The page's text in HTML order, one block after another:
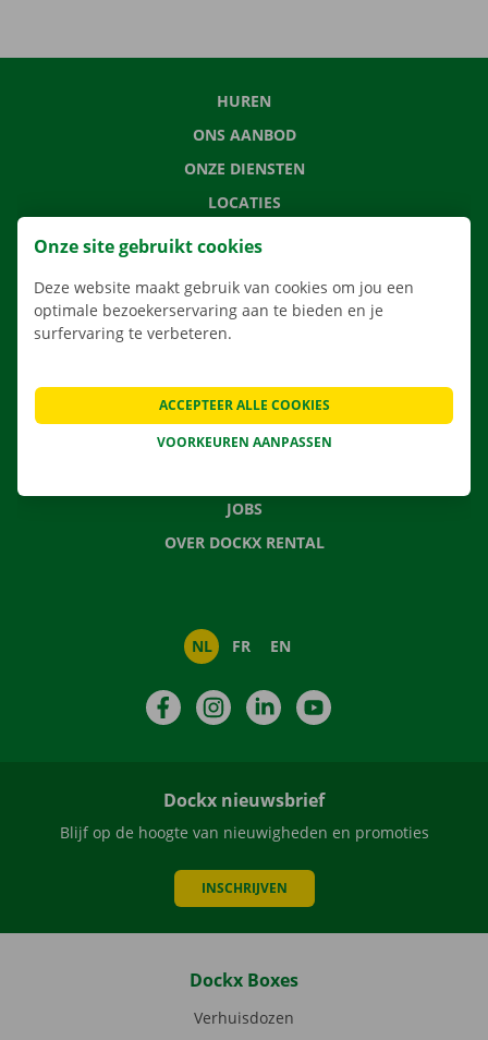
HUREN
ONS AANBOD
ONZE DIENSTEN
LOCATIES
APP
VEELGESTELDE VRAGEN
NIEUWS
JOBS
OVER DOCKX RENTAL
NL FR EN
FacebookInstagramLinkedIn
Dockx nieuwsbrief
Blijf op de hoogte van nieuwigheden en promoties
INSCHRIJVEN
Dockx Boxes
Verhuisdozen
Onze site gebruikt cookies
Deze website maakt gebruik van cookies om jou een
optimale bezoekerservaring aan te bieden en je
surfervaring te verbeteren.
VOORKEUREN AANPASSEN
ACCEPTEER ALLE COOKIES